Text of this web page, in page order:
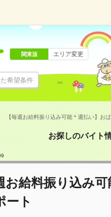
希望条件
関東版 エリア変更
【毎週お給料振り込み可能＊週払い】お
お探しのバイト
お給料振り込み
ート